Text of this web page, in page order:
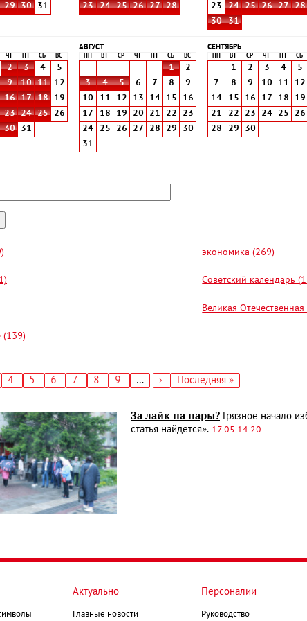
29 30 31
23
24 25 26 27 28
23
24 25 26 27 28
30
31
ЧТ СБ ВС
2 3 4
5
9 10 11
12
16 17 18
19
23 24 25
26
30 31
АВГУСТ
ПН ВТ СР ЧТ СБ ВС
1
2
3
4 5 6 7 8
9
10
11 12 13 14 15
16
17
18 19 20 21 22
23
24
25 26 27 28 29
30
31
СЕНТЯБРЬ
ПН ВТ СР ЧТ СБ
1 2 3 4 5
7
8 9 10 11 12
14
15 16 17 18 19
21
22 23 24 25 26
28
29 30
экономика (269)
Советский календарь
Великая
(139)
Страница
4 Страница
5 Страница
6 Страница
7 Страница
8 Страница
9 …
Следующая
›
Последняя
Последняя »
За лайк на нары? Грязное начало
статья найдётся». 17.05 14:20
Актуально
Главные новости
Персоналии
Руководство